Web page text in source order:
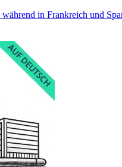
in Frankreich und